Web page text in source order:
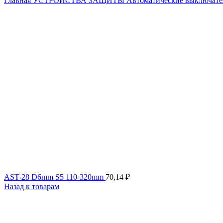
AST-28 D6mm S5 110-320mm 70,14 ₽
Назад к товарам